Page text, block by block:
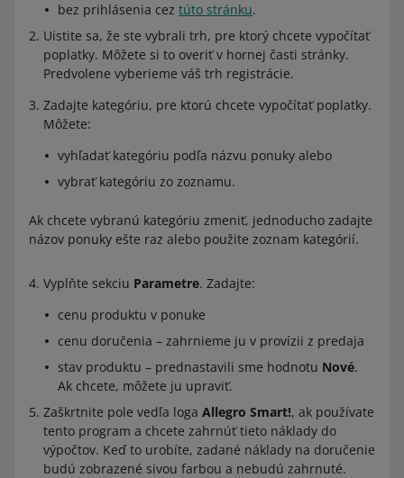
bez prihlásenia cez túto stránku.
Uistite sa, že ste vybrali trh, pre ktorý chcete vypočítať
poplatky. Môžete si to overiť v hornej časti stránky.
Predvolene vyberieme váš trh registrácie.
Zadajte kategóriu, pre ktorú chcete vypočítať poplatky.
Môžete:
vyhľadať kategóriu podľa názvu ponuky alebo
vybrať kategóriu zo zoznamu.
Ak chcete vybranú kategóriu zmeniť, jednoducho zadajte
názov ponuky ešte raz alebo použite zoznam kategórií.
Vyplňte sekciu Parametre. Zadajte:
cenu produktu v ponuke
cenu doručenia – zahrnieme ju v provízii z predaja
stav produktu – prednastavili sme hodnotu Nové.
Ak chcete, môžete ju upraviť.
Zaškrtnite pole vedľa loga Allegro Smart!, ak používate
tento program a chcete zahrnúť tieto náklady do
výpočtov. Keď to urobíte, zadané náklady na doručenie
budú zobrazené sivou farbou a nebudú zahrnuté.